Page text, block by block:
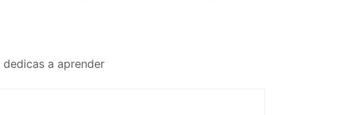
a aprender